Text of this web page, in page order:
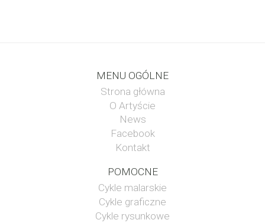
MENU OGÓLNE
Strona główna
O Artyście
News
Facebook
Kontakt
POMOCNE
Cykle malarskie
Cykle graficzne
Cykle rysunkowe